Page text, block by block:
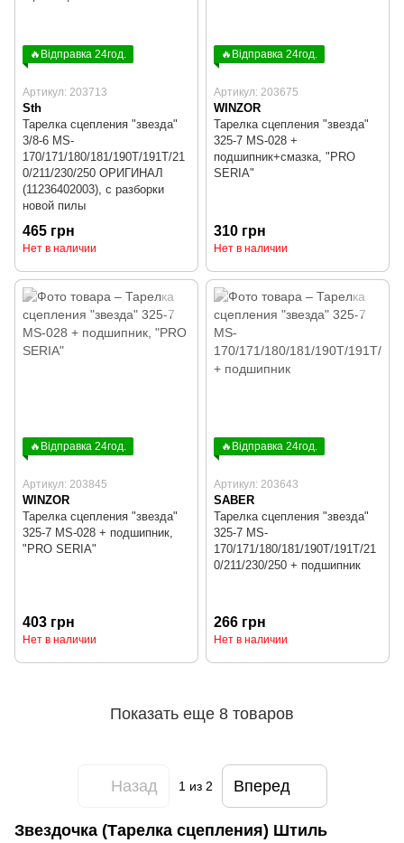
🔥Відправка 24год.
Артикул: 203713
Sth
Тарелка сцепления "звезда"
3/8-6 MS-
170/171/180/181/190T/191T/21
0/211/230/250 ОРИГИНАЛ
(11236402003), с разборки
новой пилы
465 грн
Нет в наличии
🔥Відправка 24год.
Артикул: 203675
WINZOR
Тарелка сцепления "звезда"
325-7 MS-028 +
подшипник+смазка, "PRO
SERIA"
310 грн
Нет в наличии
🔥Відправка 24год.
Артикул: 203845
WINZOR
Тарелка сцепления "звезда"
325-7 MS-028 + подшипник,
"PRO SERIA"
403 грн
Нет в наличии
🔥Відправка 24год.
Артикул: 203643
SABER
Тарелка сцепления "звезда"
325-7 MS-
170/171/180/181/190T/191T/21
0/211/230/250 + подшипник
266 грн
Нет в наличии
Показать еще 8 товаров
Назад 1из 2 Вперед
Звездочка (Тарелка сцепления) Штиль